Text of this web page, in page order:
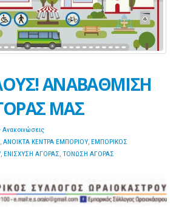
ΑΝΑΒΑΘΜΙΣΗ
ΜΑΣ
Ανακοινώσεις
ΑΝΟΙΚΤΑ ΚΕΝΤΡΑ ΕΜΠΟΡΙΟΥ, ΕΜΠΟΡΙΚΟΣ
ΕΝΙΣΧΥΣΗ ΑΓΟΡΑΣ ΤΟΝΩΣΗ ΑΓΟΡΑΣ